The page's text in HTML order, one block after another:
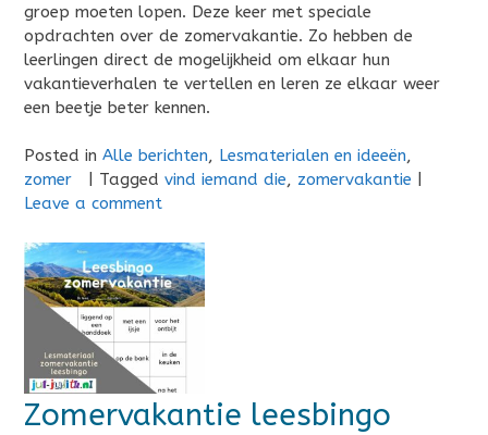
groep moeten lopen. Deze keer met speciale
opdrachten over de zomervakantie. Zo hebben de
leerlingen direct de mogelijkheid om elkaar hun
vakantieverhalen te vertellen en leren ze elkaar weer
een beetje beter kennen.
Posted in Alle berichten, Lesmaterialen en ideeën,
zomer
Tagged vind iemand die, zomervakantie
Leave a comment
Zomervakantie leesbingo